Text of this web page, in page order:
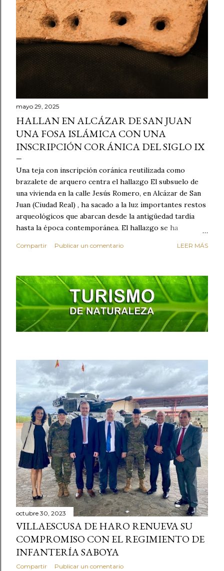
s
mayo 29, 2025
HALLAN EN ALCÁZAR DE SAN JUAN
UNA FOSA ISLÁMICA CON UNA
INSCRIPCIÓN CORÁNICA DEL SIGLO IX
Una teja con inscripción coránica reutilizada como
brazalete de arquero centra el hallazgo El subsuelo de
una vivienda en la calle Jesús Romero, en Alcázar de San
Juan (Ciudad Real) , ha sacado a la luz importantes restos
arqueológicos que abarcan desde la antigüedad tardía
hasta la época contemporánea. El hallazgo se ha
con motivo de la construcción de un nuevo sótano en el
fosa fechada entre los siglos IX y X , perteneciente al
periodo islámico. Su relleno contenía materiales
arqueológicos de gran valor , como restos óseos,
cerámicas decoradas (ataifores, cántaros, piezas
acanaladas, candiles), objetos de bronce, cáscaras de
huevo y cenizas. Una de las piezas más singulares
inscripción árabe: la fórmula coránica Bismillah ("En el
nombre de Al-lah, el Mise...
Compartir Publicar un comentario LEER MÁS
octubre 30, 2023
VILLAESCUSA DE HARO RENUEVA SU
COMPROMISO CON EL REGIMIENTO DE
INFANTERÍA SABOYA
Compartir Publicar un comentario